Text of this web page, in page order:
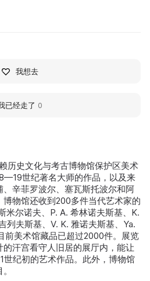
历史文化与考古博物馆保护区美术
世纪著名大师的作品，以及来
辛菲罗波尔、塞瓦斯托波尔和阿
物馆还收到200多件当代艺术家的
米尔诺夫、P. A. 希林诺夫斯基、K.
列夫斯基、V. K. 雅诺夫斯基、Ya.
前美术馆藏品已超过2000件。展览
汗宫看守人旧居的展厅内，能让
世纪初的艺术作品。此外，博物馆
我想去
已经走了 0